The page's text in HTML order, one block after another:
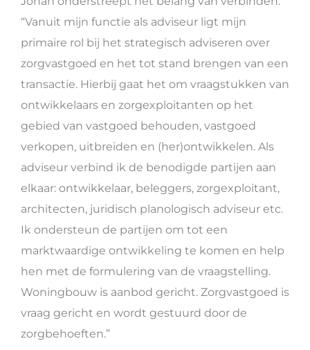
“Vanuit mijn functie als adviseur ligt mijn
primaire rol bij het strategisch adviseren over
zorgvastgoed en het tot stand brengen van een
transactie. Hierbij gaat het om vraagstukken van
ontwikkelaars en zorgexploitanten op het
gebied van vastgoed behouden, vastgoed
verkopen, uitbreiden en (her)ontwikkelen. Als
adviseur verbind ik de benodigde partijen aan
elkaar: ontwikkelaar, beleggers, zorgexploitant,
architecten, juridisch planologisch adviseur etc.
Ik ondersteun de partijen om tot een
marktwaardige ontwikkeling te komen en help
hen met de formulering van de vraagstelling.
Woningbouw is aanbod gericht. Zorgvastgoed is
vraag gericht en wordt gestuurd door de
zorgbehoeften.”